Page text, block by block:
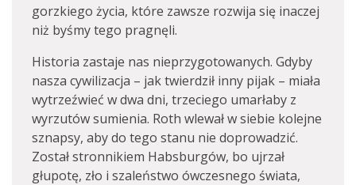
gorzkiego życia, które zawsze rozwija się inaczej
niż byśmy tego pragnęli.
Historia zastaje nas nieprzygotowanych. Gdyby
nasza cywilizacja – jak twierdził inny pijak – miała
wytrzeźwieć w dwa dni, trzeciego umarłaby z
wyrzutów sumienia. Roth wlewał w siebie kolejne
sznapsy, aby do tego stanu nie doprowadzić.
Został stronnikiem Habsburgów, bo ujrzał
głupotę, zło i szaleństwo ówczesnego świata,